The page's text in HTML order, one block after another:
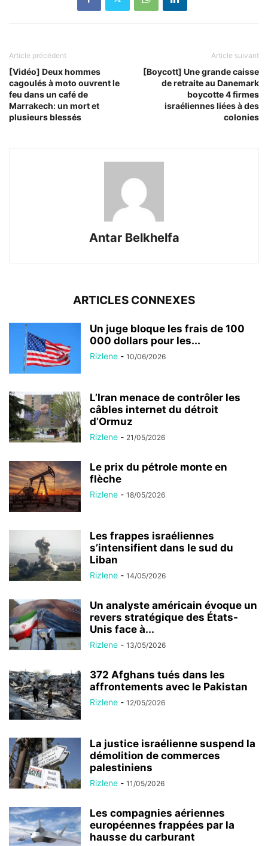
Article précédent
[Vidéo] Deux hommes
cagoulés à moto ouvrent le
feu dans un café de
Marrakech: un mort et
plusieurs blessés
Article suivant
[Boycott] Une grande caisse
de retraite au Danemark
boycotte 4 firmes
israéliennes liées à des
colonies
Antar Belkhelfa
ARTICLES CONNEXES
Un juge bloque les frais de 100
000 dollars pour les...
Rizlene - 10/06/2026
L’Iran menace de contrôler les
câbles internet du détroit
d’Ormuz
Rizlene - 21/05/2026
Le prix du pétrole monte en
flèche
Rizlene - 18/05/2026
Les frappes israéliennes
s’intensifient dans le sud du
Liban
Rizlene - 14/05/2026
Un analyste américain évoque un
revers stratégique des États-
Unis face à...
Rizlene - 13/05/2026
372 Afghans tués dans les
affrontements avec le Pakistan
Rizlene - 12/05/2026
La justice israélienne suspend la
démolition de commerces
palestiniens
Rizlene - 11/05/2026
Les compagnies aériennes
européennes frappées par la
hausse du carburant